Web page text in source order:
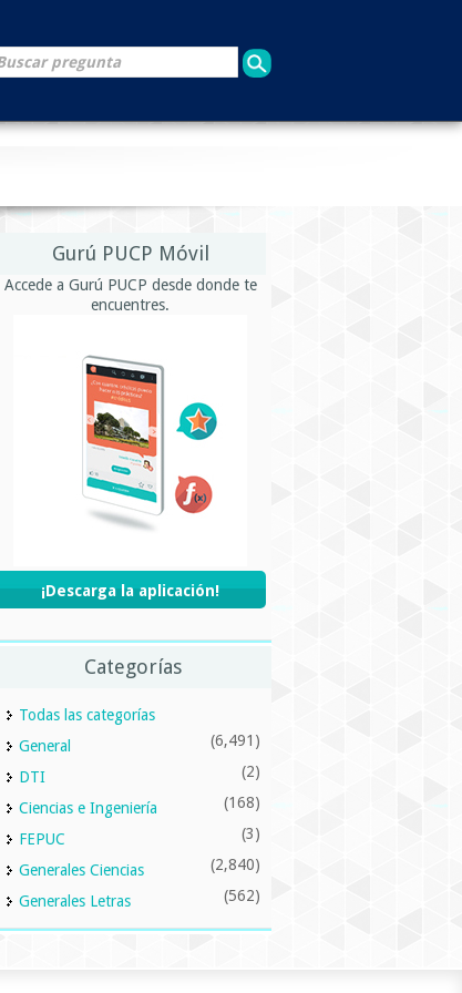
Gurú PUCP Móvil
Accede a Gurú PUCP desde donde te
encuentres.
¡Descarga la aplicación!
Categorías
Todas las categorías
General
(6,491)
DTI (2)
Ciencias e Ingeniería (168)
FEPUC (3)
Generales Ciencias (2,840)
Generales Letras (562)